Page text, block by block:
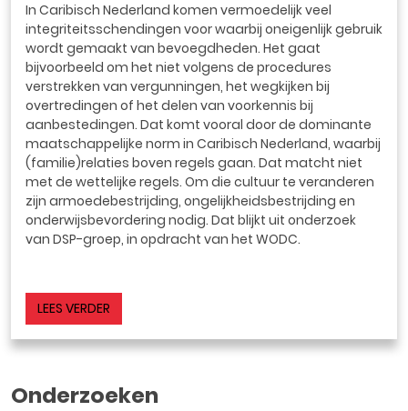
In Caribisch Nederland komen vermoedelijk veel
integriteitsschendingen voor waarbij oneigenlijk gebruik
wordt gemaakt van bevoegdheden. Het gaat
bijvoorbeeld om het niet volgens de procedures
verstrekken van vergunningen, het wegkijken bij
overtredingen of het delen van voorkennis bij
aanbestedingen. Dat komt vooral door de dominante
maatschappelijke norm in Caribisch Nederland, waarbij
(familie)relaties boven regels gaan. Dat matcht niet
met de wettelijke regels. Om die cultuur te veranderen
zijn armoedebestrijding, ongelijkheidsbestrijding en
onderwijsbevordering nodig. Dat blijkt uit onderzoek
van DSP-groep, in opdracht van het WODC.
LEES VERDER
Onderzoeken